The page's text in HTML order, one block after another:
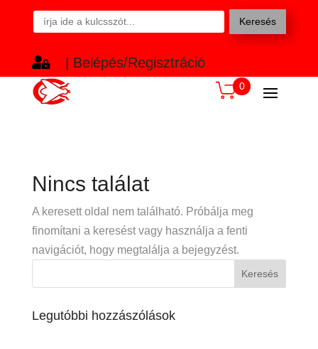
Keresés
 | Belépés/Regisztráció
0
Nincs találat
A keresett oldal nem található. Próbálja meg
finomítani a keresést vagy használja a fenti
navigációt, hogy megtalálja a bejegyzést.
Legutóbbi hozzászólások